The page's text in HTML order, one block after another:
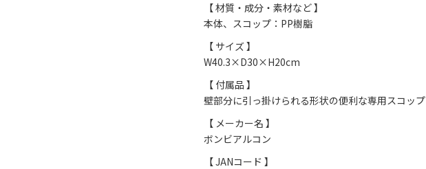
【 材質・成分・素材など 】
本体、スコップ：PP樹脂
【 サイズ 】
W40.3×D30×H20cm
【 付属品 】
壁部分に引っ掛けられる形状の便利な専用スコップ
【 メーカー名 】
ボンビアルコン
【 JANコード 】